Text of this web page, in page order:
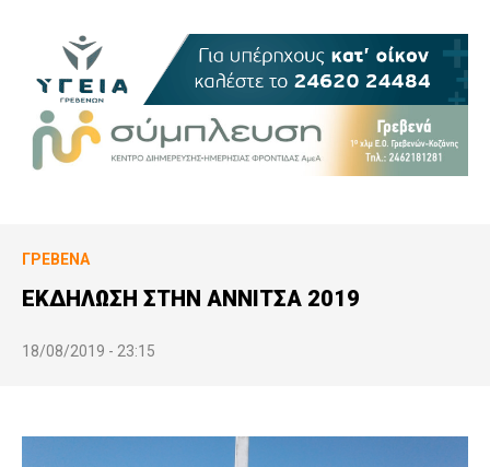
ΓΡΕΒΕΝΆ
ΕΚΔΗΛΩΣΗ ΣΤΗΝ ΑΝΝΙΤΣΑ 2019
18/08/2019 - 23:15